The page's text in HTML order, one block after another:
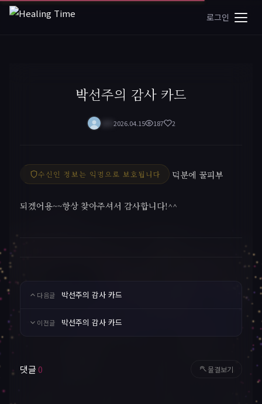
로그인
박선주의 감사 카드
2026.04.15 187 2
수신인 정보는 익명으로 보호됩니다 덕분에 꿀피부
되겠어용~~항상 찾아주셔서 감사합니다!^^
다음글 박선주의 감사 카드
이전글 박선주의 감사 카드
댓글0 물결보기